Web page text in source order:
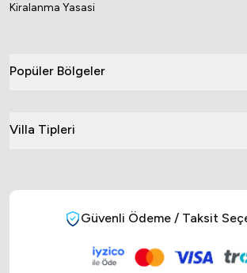
Kiralanma Yasasi
Popüler Bölgeler
Villa Tipleri
Güvenli Ödeme / Taksit